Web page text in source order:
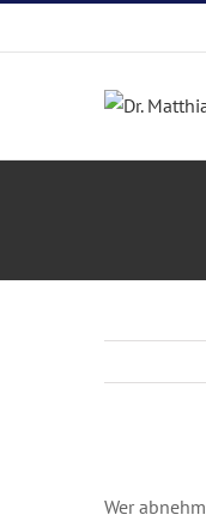
Inhalt
grösseres
Wer